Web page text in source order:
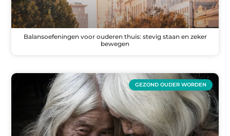
Balansoefeningen voor ouderen thuis: stevig staan en zeker
bewegen
GEZOND OUDER WORDEN